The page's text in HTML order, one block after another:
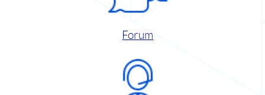
Forum